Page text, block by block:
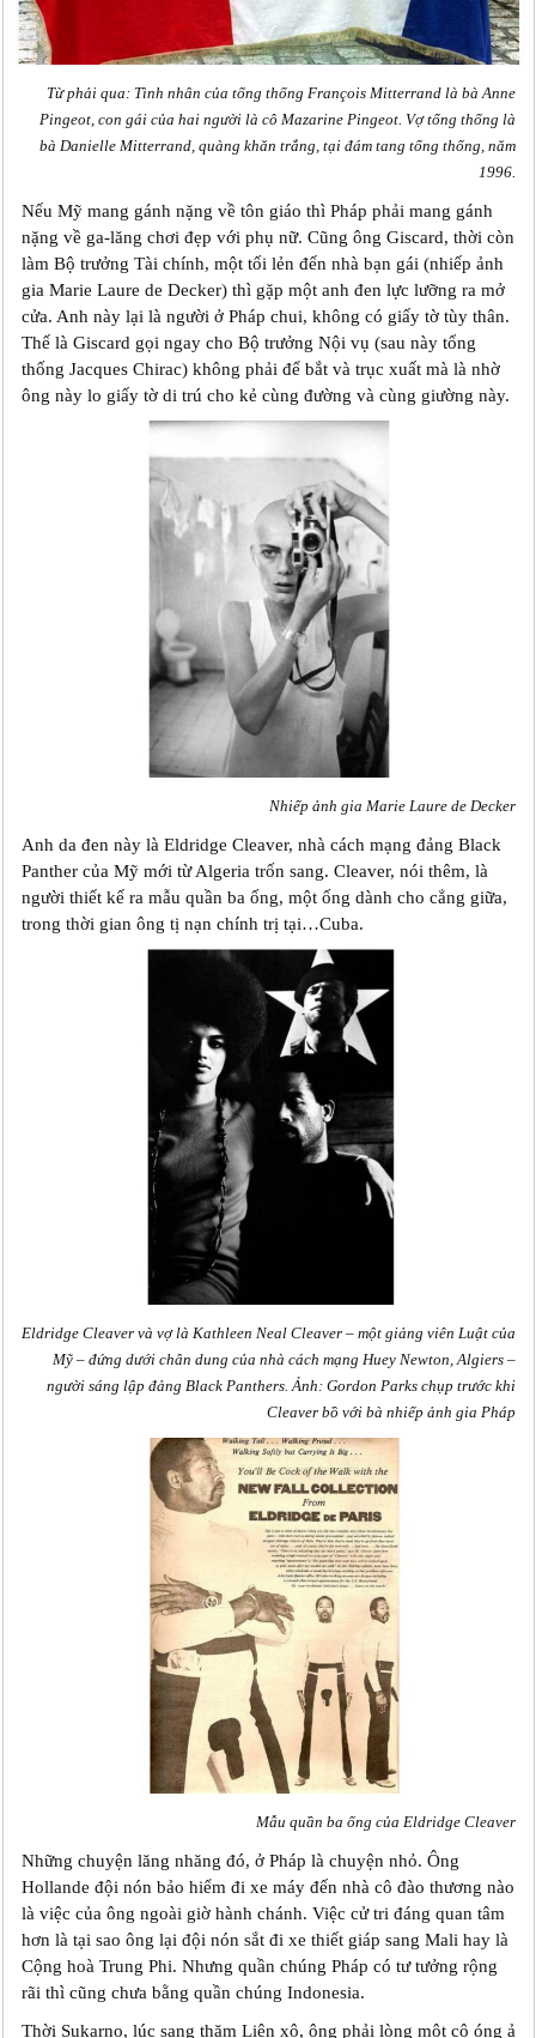
Từ phải qua: Tình nhân của tổng thống François Mitterrand là bà Anne
Pingeot, con gái của hai người là cô Mazarine Pingeot. Vợ tổng thống là
bà Danielle Mitterrand, quàng khăn trắng, tại đám tang tổng thống, năm
1996.
Nếu Mỹ mang gánh nặng về tôn giáo thì Pháp phải mang gánh
nặng về ga-lăng chơi đẹp với phụ nữ. Cũng ông Giscard, thời còn
làm Bộ trưởng Tài chính, một tối lẻn đến nhà bạn gái (nhiếp ảnh
gia Marie Laure de Decker) thì gặp một anh đen lực lưỡng ra mở
cửa. Anh này lại là người ở Pháp chui, không có giấy tờ tùy thân.
Thế là Giscard gọi ngay cho Bộ trưởng Nội vụ (sau này tổng
thống Jacques Chirac) không phải để bắt và trục xuất mà là nhờ
ông này lo giấy tờ di trú cho kẻ cùng đường và cùng giường này.
Nhiếp ảnh gia Marie Laure de Decker
Anh da đen này là Eldridge Cleaver, nhà cách mạng đảng Black
Panther của Mỹ mới từ Algeria trốn sang. Cleaver, nói thêm, là
người thiết kế ra mẫu quần ba ống, một ống dành cho cẳng giữa,
trong thời gian ông tị nạn chính trị tại…Cuba.
Eldridge Cleaver và vợ là Kathleen Neal Cleaver – một giảng viên Luật của
Mỹ – đứng dưới chân dung của nhà cách mạng Huey Newton, Algiers –
người sáng lập đảng Black Panthers. Ảnh: Gordon Parks chụp trước khi
Cleaver bồ với bà nhiếp ảnh gia Pháp
Mẫu quần ba ống của Eldridge Cleaver
Những chuyện lăng nhăng đó, ở Pháp là chuyện nhỏ. Ông
Hollande đội nón bảo hiểm đi xe máy đến nhà cô đào thương nào
là việc của ông ngoài giờ hành chánh. Việc cử tri đáng quan tâm
hơn là tại sao ông lại đội nón sắt đi xe thiết giáp sang Mali hay là
Cộng hoà Trung Phi. Nhưng quần chúng Pháp có tư tưởng rộng
rãi thì cũng chưa bằng quần chúng Indonesia.
Thời Sukarno, lúc sang thăm Liên xô, ông phải lòng một cô óng ả